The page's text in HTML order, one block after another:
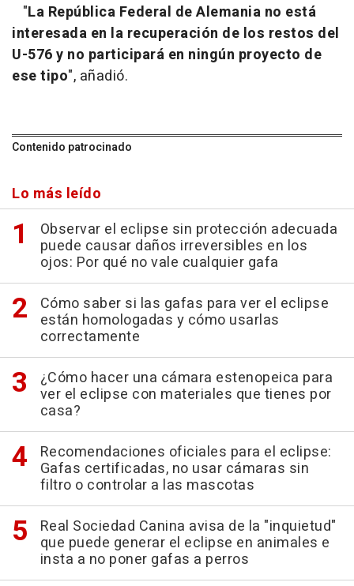
"La República Federal de Alemania no está
interesada en la recuperación de los restos del
U-576 y no participará en ningún proyecto de
ese tipo", añadió.
Contenido patrocinado
Lo más leído
Observar el eclipse sin protección adecuada
puede causar daños irreversibles en los
ojos: Por qué no vale cualquier gafa
Cómo saber si las gafas para ver el eclipse
están homologadas y cómo usarlas
correctamente
¿Cómo hacer una cámara estenopeica para
ver el eclipse con materiales que tienes por
casa?
Recomendaciones oficiales para el eclipse:
Gafas certificadas, no usar cámaras sin
filtro o controlar a las mascotas
Real Sociedad Canina avisa de la "inquietud"
que puede generar el eclipse en animales e
insta a no poner gafas a perros